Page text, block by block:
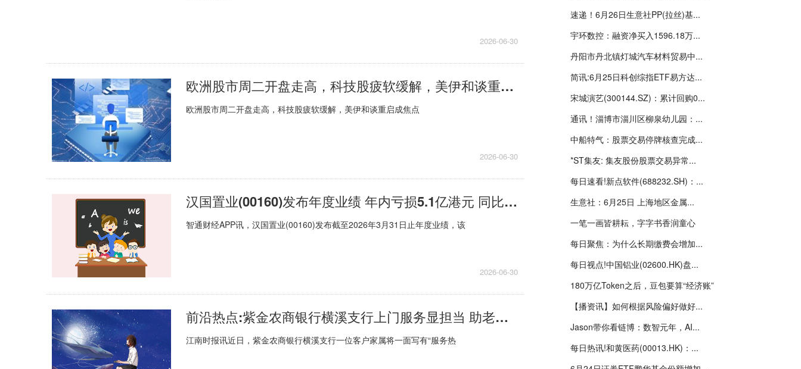
2026-06-30
欧洲股市周二开盘走高，科技股疲软缓解，美伊和谈重启成焦点
欧洲股市周二开盘走高，科技股疲软缓解，美伊和谈重启成焦点
2026-06-30
汉国置业(00160)发布年度业绩 年内亏损5.1亿港元 同比收窄16.34%
智通财经APP讯，汉国置业(00160)发布截至2026年3月31日止年度业绩，该
2026-06-30
前沿热点:紫金农商银行横溪支行上门服务显担当 助老便民获锦旗
江南时报讯近日，紫金农商银行横溪支行一位客户家属将一面写有“服务热
速递！6月26日生意社PP(拉丝)基...
宇环数控：融资净买入1596.18万...
丹阳市丹北镇灯城汽车材料贸易中...
简讯:6月25日科创综指ETF易方达...
宋城演艺(300144.SZ)：累计回购0...
通讯！淄博市淄川区柳泉幼儿园：...
中船特气：股票交易停牌核查完成...
*ST集友: 集友股份股票交易异常...
每日速看!新点软件(688232.SH)：...
生意社：6月25日 上海地区金属...
一笔一画皆耕耘，字字书香润童心
每日聚焦：为什么长期缴费会增加...
每日视点!中国铝业(02600.HK)盘...
180万亿Token之后，豆包要算“经济账”
【播资讯】如何根据风险偏好做好...
Jason带你看链博：数智元年，AI...
每日热讯!和黄医药(00013.HK)：...